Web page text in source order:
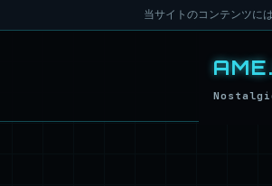
当サイトのコンテンツに